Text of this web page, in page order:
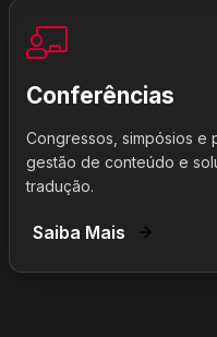
Conferências
Congressos, simpósios e
gestão de conteúdo e
tradução.
Saiba Mais